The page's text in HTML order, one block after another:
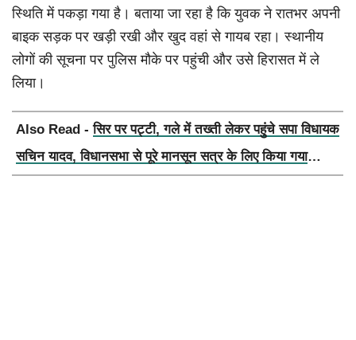
स्थिति में पकड़ा गया है। बताया जा रहा है कि युवक ने रातभर अपनी
बाइक सड़क पर खड़ी रखी और खुद वहां से गायब रहा। स्थानीय
लोगों की सूचना पर पुलिस मौके पर पहुंची और उसे हिरासत में ले
लिया।
Also Read -सिर पर पट्टी, गले में तख्ती लेकर पहुंचे सपा विधायक
सचिन यादव, विधानसभा से पूरे मानसून सत्र के लिए किया गया